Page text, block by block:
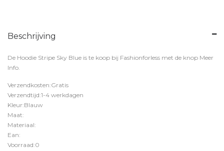
Beschrijving
De Hoodie Stripe Sky Blue is te koop bij Fashionforless met de knop Meer
Info.
Verzendkosten:Gratis
Verzendtijd:1-4 werkdagen
Kleur:Blauw
Maat:
Materiaal:
Ean:
Voorraad:0